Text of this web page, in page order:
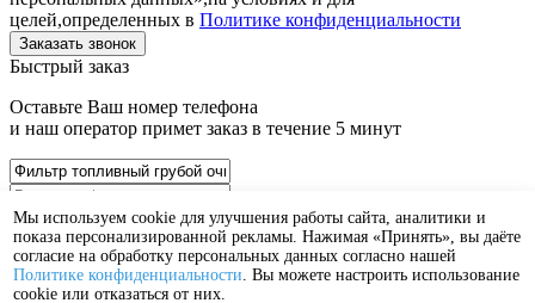
Мы используем cookie для улучшения работы сайта, аналитики и
показа персонализированной рекламы. Нажимая «Принять», вы даёте
согласие на обработку персональных данных согласно нашей
Политике конфиденциальности. Вы можете настроить использование
cookie или отказаться от них.
целей,определенных в Политике конфиденциальности
Быстрый заказ
Оставьте Ваш номер телефона
и наш оператор примет заказ в течение 5 минут
check_boxcheck_box_outline_blank Нажимая кнопку «Отправить»,я даю своесогласие
на обработку моих персональных данных, в соответствии с